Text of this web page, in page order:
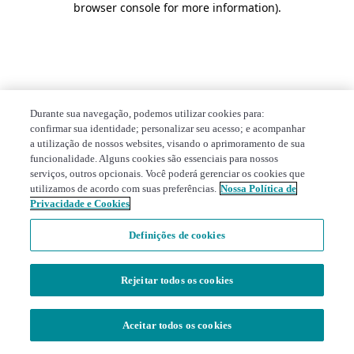
browser console for more information).
Durante sua navegação, podemos utilizar cookies para:
confirmar sua identidade; personalizar seu acesso; e acompanhar
a utilização de nossos websites, visando o aprimoramento de sua
funcionalidade. Alguns cookies são essenciais para nossos
serviços, outros opcionais. Você poderá gerenciar os cookies que
utilizamos de acordo com suas preferências. Nossa Política de
Privacidade e Cookies
Definições de cookies
Rejeitar todos os cookies
Aceitar todos os cookies